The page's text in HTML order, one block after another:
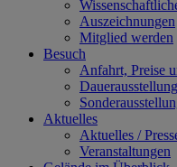
Auszeichnungen
Mitglied werden
Besuch
Anfahrt, Preise
Aktuelles
Aktuelles /
Veranstaltungen